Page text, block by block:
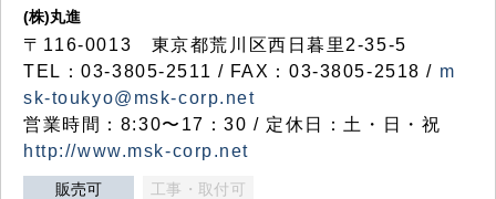
(株)丸進
〒116-0013 東京都荒川区西日暮里2-35-5
TEL：03-3805-2511 / FAX：03-3805-2518 / m
sk-toukyo@msk-corp.net
営業時間：8:30〜17：30 / 定休日：土・日・祝
http://www.msk-corp.net
販売可 工事・取付可